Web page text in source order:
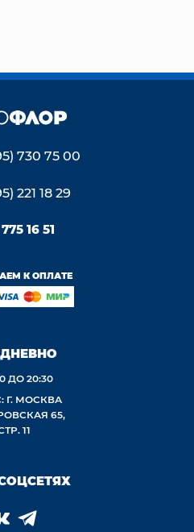
730 75 00
221 18 29
16 51
К ОПЛАТЕ
ДО 20:30
Г. МОСКВА
65,
11